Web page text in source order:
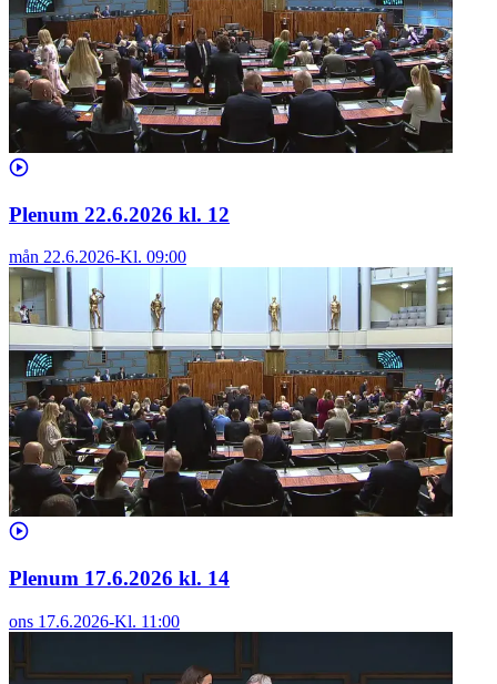
Plenum 22.6.2026 kl. 12
mån 22.6.2026-Kl. 09:00
Plenum 17.6.2026 kl. 14
ons 17.6.2026-Kl. 11:00